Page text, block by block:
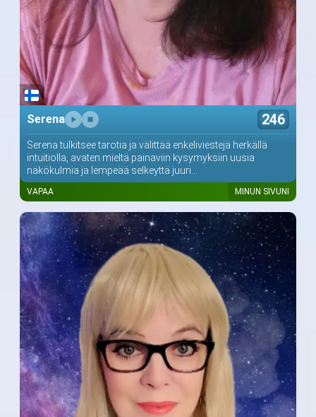
Serena 246
Serena tulkitsee tarotia ja välittää enkeliviestejä herkällä
intuitiolla, avaten mieltä painaviin kysymyksiin uusia
näkökulmia ja lempeää selkeyttä juuri...
VAPAA MINUN SIVUNI